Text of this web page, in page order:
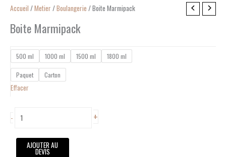
Accueil /Metier /Boulangerie / Boite Marmipack
Boite Marmipack
500 ml 1000 ml 1500 ml 1800 ml
Paquet Carton
Effacer
-
quantité
Boite
+
AJOUTER AU
DEVIS